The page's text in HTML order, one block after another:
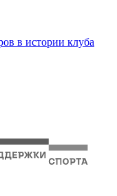
в истории клуба